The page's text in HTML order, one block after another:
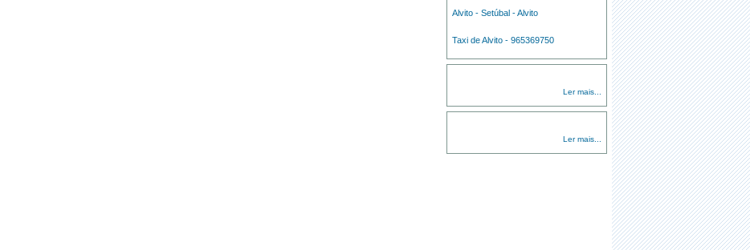
Alvito - Setúbal - Alvito
Taxi de Alvito - 965369750
Ler mais...
Ler mais...